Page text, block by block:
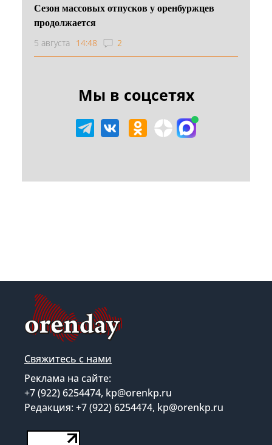
Сезон массовых отпусков у оренбуржцев
продолжается
5 августа 14:48 2
Мы в соцсетях
Свяжитесь с нами
Реклама на сайте:
+7 (922) 6254474, kp@orenkp.ru
Редакция: +7 (922) 6254474, kp@orenkp.ru